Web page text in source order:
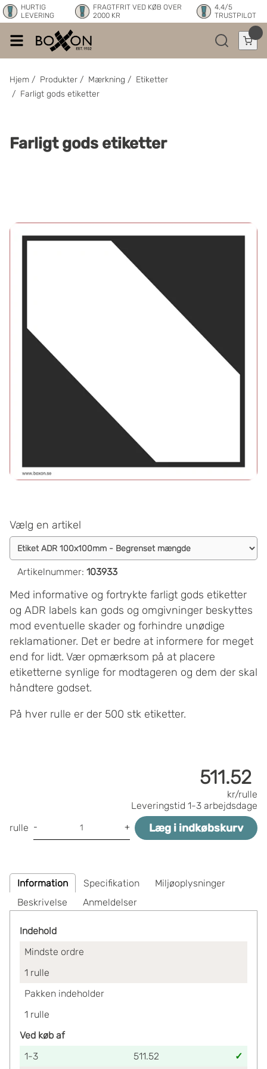
HURTIG
LEVERING
FRAGTFRIT VED KØB OVER
2000 KR
4.4/5
TRUSTPILOT
Hjem / Produkter / Mærkning / Etiketter
/ Farligt gods etiketter
Farligt gods etiketter
Vælg en artikel
Artikelnummer: 103933
Med informative og fortrykte farligt gods etiketter
og ADR labels kan gods og omgivninger beskyttes
mod eventuelle skader og forhindre unødige
reklamationer. Det er bedre at informere for meget
end for lidt. Vær opmærksom på at placere
etiketterne synlige for modtageren og dem der skal
håndtere godset.
På hver rulle er der 500 stk etiketter.
511.52
kr/rulle
Leveringstid 1-3 arbejdsdage
rulle - + Læg i indkøbskurv
Information Specifikation
Miljøoplysninger
Beskrivelse
Anmeldelser
Indehold
Mindste ordre
1 rulle
Pakken indeholder
1 rulle
Ved køb af
1-3
511.52